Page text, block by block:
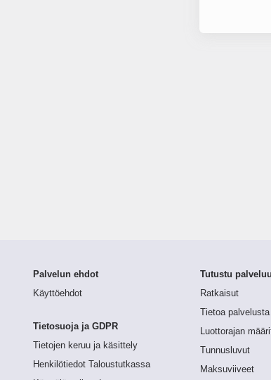
Palvelun ehdot
Käyttöehdot
Tietosuoja ja GDPR
Tietojen keruu ja käsittely
Henkilötiedot Taloustutkassa
Tutustu
Ratkaisut
Tietoa palvelusta
Luottorajan
Tunnusluvut
Maksuviiveet